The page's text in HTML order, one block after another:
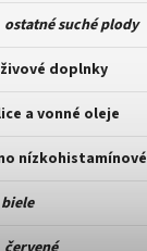
suché plody
doplnky
a vonné oleje
nízkohistamínové